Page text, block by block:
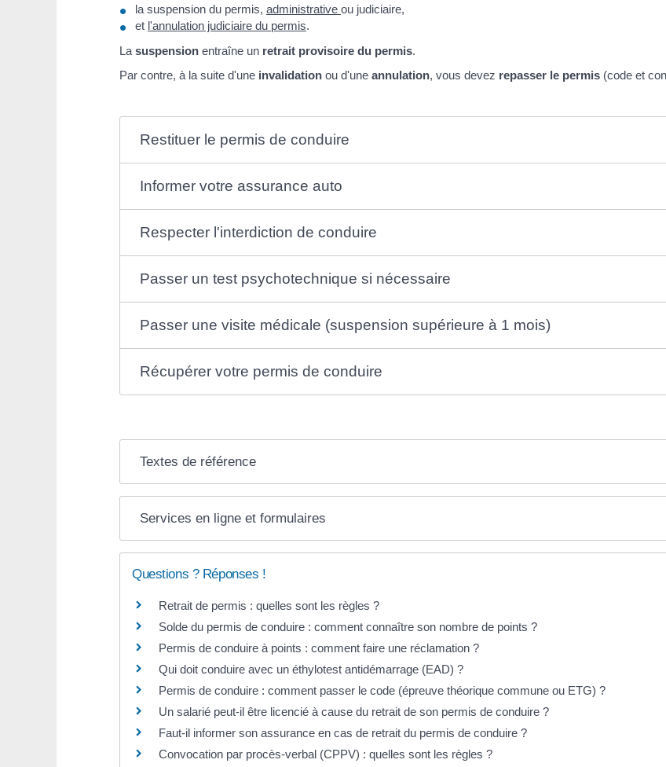
la suspension du permis, administrative ou judiciaire,
et l'annulation judiciaire du permis.
La suspension entraîne un retrait provisoire du permis.
Par contre, à la suite d'une invalidation ou d'une annulation, vous devez repasser le permis (code et
Restituer le permis de conduire
Informer votre assurance auto
Respecter l'interdiction de conduire
Passer un test psychotechnique si nécessaire
Passer une visite médicale (suspension supérieure à 1 mois)
Récupérer votre permis de conduire
Textes de référence
Services en ligne et formulaires
Questions ? Réponses !
Retrait de permis : quelles sont les règles ?
Solde du permis de conduire : comment connaître son nombre de points ?
Permis de conduire à points : comment faire une réclamation ?
Qui doit conduire avec un éthylotest antidémarrage (EAD) ?
Permis de conduire : comment passer le code (épreuve théorique commune ou ETG) ?
Un salarié peut-il être licencié à cause du retrait de son permis de conduire ?
Faut-il informer son assurance en cas de retrait du permis de conduire ?
Convocation par procès-verbal (CPPV) : quelles sont les règles ?